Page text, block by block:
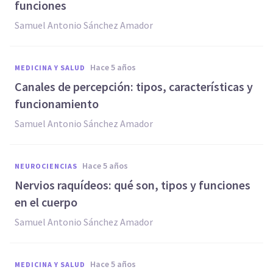
funciones
Samuel Antonio Sánchez Amador
MEDICINA Y SALUD hace 5 años
Canales de percepción: tipos, características y
funcionamiento
Samuel Antonio Sánchez Amador
NEUROCIENCIAS hace 5 años
Nervios raquídeos: qué son, tipos y funciones
en el cuerpo
Samuel Antonio Sánchez Amador
MEDICINA Y SALUD hace 5 años